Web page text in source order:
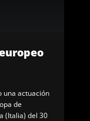
una actuación
de
(Italia) del 30